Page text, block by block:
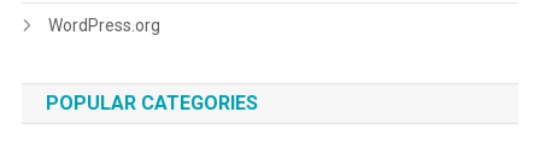
WordPress.org
POPULAR CATEGORIES